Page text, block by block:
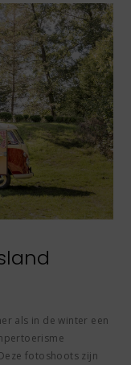
als in de winter een
fotoshoots zijn